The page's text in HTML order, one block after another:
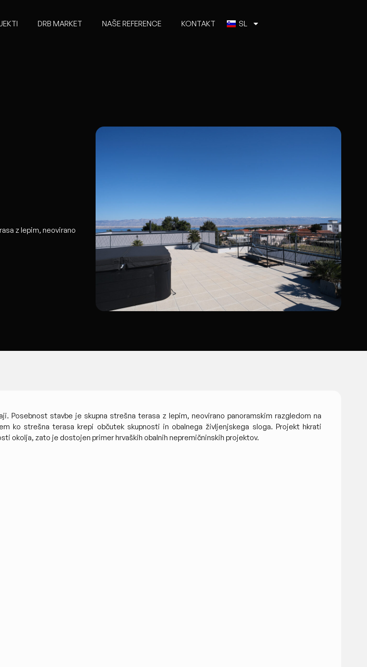
DRB MARKET NAŠE REFERENCE KONTAKT SL
z lepim, neovirano
Posebnost stavbe je skupna strešna terasa z lepim, neovirano panoramskim razgledom na
ko strešna terasa krepi občutek skupnosti in obalnega življenjskega sloga. Projekt hkrati
okolja, zato je dostojen primer hrvaških obalnih nepremičninskih projektov.